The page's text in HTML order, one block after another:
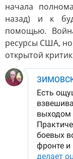
начала
назад) и к
помощью.
ресурсы США, но
открытой